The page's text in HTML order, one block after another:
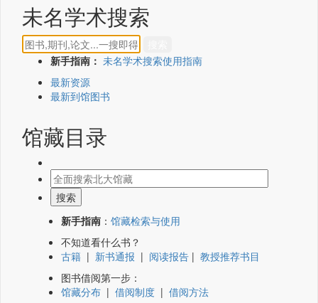
未名学术搜索
新手指南： 未名学术搜索使用指南
最新资源
最新到馆图书
馆藏目录
新手指南 ： 馆藏检索与使用
不知道看什么书？
古籍 | 新书通报 | 阅读报告 | 教授推荐书目
图书借阅第一步：
馆藏分布 | 借阅制度 | 借阅方法